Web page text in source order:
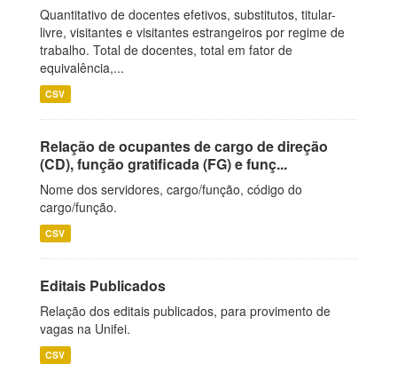
Quantitativo de docentes efetivos, substitutos, titular-
livre, visitantes e visitantes estrangeiros por regime de
trabalho. Total de docentes, total em fator de
equivalência,...
CSV
Relação de ocupantes de cargo de direção
(CD), função gratificada (FG) e funç...
Nome dos servidores, cargo/função, código do
cargo/função.
CSV
Editais Publicados
Relação dos editais publicados, para provimento de
vagas na Unifei.
CSV